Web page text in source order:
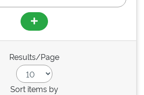
Results/Page
Sort items by